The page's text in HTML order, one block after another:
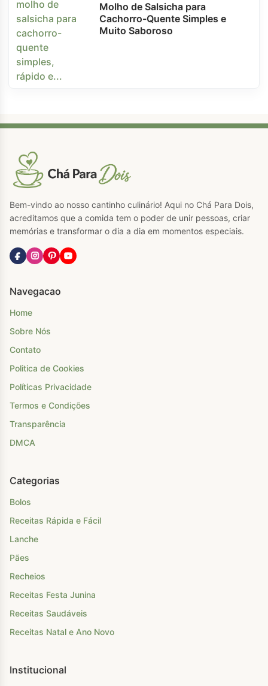
Molho de Salsicha para
Cachorro-Quente Simples e
Muito Saboroso
Bem-vindo ao nosso cantinho culinário! Aqui no Chá Para Dois,
acreditamos que a comida tem o poder de unir pessoas, criar
memórias e transformar o dia a dia em momentos especiais.
Navegacao
Home
Sobre Nós
Contato
Politica de Cookies
Políticas Privacidade
Termos e Condições
Transparência
DMCA
Categorias
Bolos
Receitas Rápida e Fácil
Lanche
Pães
Recheios
Receitas Festa Junina
Receitas Saudáveis
Receitas Natal e Ano Novo
Institucional